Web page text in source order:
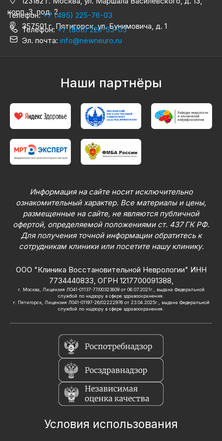
корп. 3, под. 2
Телефон:+7 (495) 225-76-03
357501 г. Пятигорск, ул. Бунимовича, д. 1
Телефон:+7 (865) 220-53-03
Эл. почта: info@newneuro.ru
Наши партнёры
Информация на сайте носит исключительно
ознакомительный характер. Все материалы и цены,
размещенные на сайте, не являются публичной
офертой, определяемой положениями ст. 437 ГК РФ.
Для получения точной информации обратитесь к
сотрудникам клиники или посетите нашу клинику.
ООО "Клиника Восстановительной Неврологии" ИНН
7734440833, ОГРН 1217700091388,
г. Москва, Лицензия ЛО41-01137-77/00323809 от 06.07.2021г., выдана Федеральной
службой по надзору в сфере здравоохранения.
г. Пятигорск, Лицензия Л041-01197-26/02222976 от 23.04.2025г., выдана Федеральной
службой по надзору в сфере здравоохранения.
Условия использования